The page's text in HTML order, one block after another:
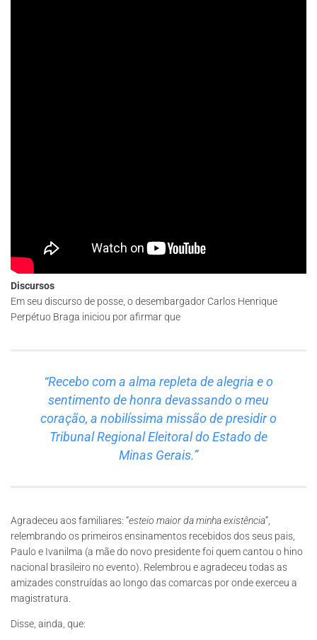
Discursos
Em seu discurso de posse, o desembargador Carlos Henrique
Perpétuo Braga iniciou por afirmar que
“Recebo com a alma repleta de alegria e o
sentimento de honra devassando o meu
coração, a nobilíssima missão de presidir o
Tribunal Regional Eleitoral do Estado de
Minas Gerais.”
Agradeceu aos familiares: “esteio maior da minha existência”,
relembrando os primeiros ensinamentos recebidos dos seus pais,
Paulo e Ivanilma (a mãe do novo presidente foi quem cantou o hino
nacional brasileiro no evento). Relembrou e agradeceu todas as
amizades construídas ao longo das comarcas por onde exerceu a
magistratura.
Disse, ainda, que: